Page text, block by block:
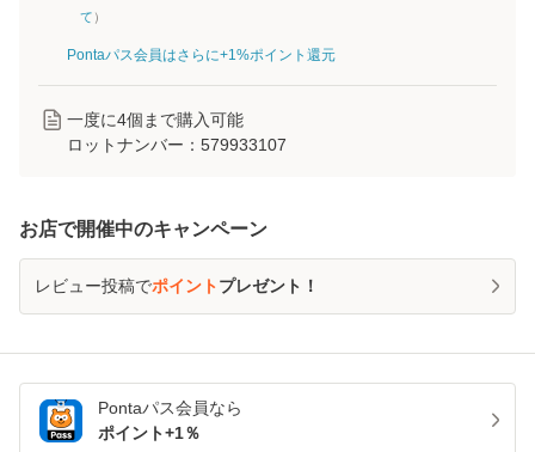
て ）
Pontaパス会員はさらに+1%ポイント還元
一度に4個まで購入可能
ロットナンバー： 579933107
お店で開催中のキャンペーン
レビュー投稿でポイントプレゼント！
Pontaパス会員なら
ポイント+1％